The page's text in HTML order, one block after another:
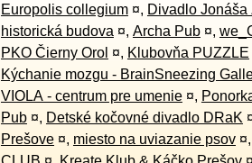
Europolis collegium ¤, Divadlo Jonáša
historická budova ¤, Archa Pub ¤,
PKO Čierny Orol ¤, Klubovňa PUZZLE
Kýchanie mozgu - BrainSneezing
VIOLA - centrum pre umenie ¤,
Pub ¤, Detské kočovné divadlo DRaK
Prešove ¤, miesto na uviazanie psov ¤,